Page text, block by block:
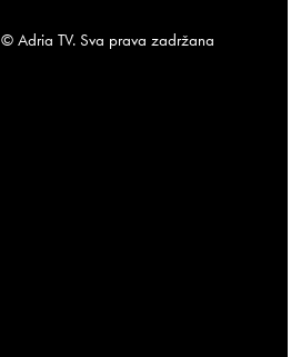
© Adria TV. Sva prava zadržana